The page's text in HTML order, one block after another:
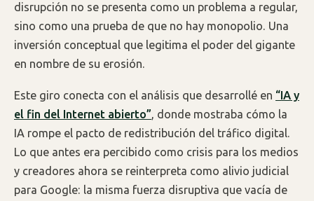
disrupción no se presenta como un problema a regular,
sino como una prueba de que no hay monopolio. Una
inversión conceptual que legitima el poder del gigante
en nombre de su erosión.
Este giro conecta con el análisis que desarrollé en “IA y
el fin del Internet abierto”, donde mostraba cómo la
IA rompe el pacto de redistribución del tráfico digital.
Lo que antes era percibido como crisis para los medios
y creadores ahora se reinterpreta como alivio judicial
para Google: la misma fuerza disruptiva que vacía de